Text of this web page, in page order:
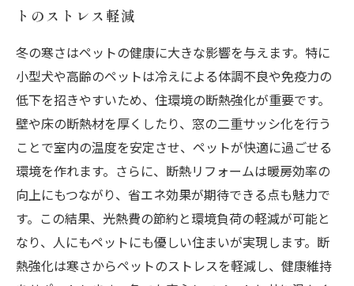
トのストレス軽減
冬の寒さはペットの健康に大きな影響を与えます。特に
小型犬や高齢のペットは冷えによる体調不良や免疫力の
低下を招きやすいため、住環境の断熱強化が重要です。
壁や床の断熱材を厚くしたり、窓の二重サッシ化を行う
ことで室内の温度を安定させ、ペットが快適に過ごせる
環境を作れます。さらに、断熱リフォームは暖房効率の
向上にもつながり、省エネ効果が期待できる点も魅力で
す。この結果、光熱費の節約と環境負荷の軽減が可能と
なり、人にもペットにも優しい住まいが実現します。断
熱強化は寒さからペットのストレスを軽減し、健康維持